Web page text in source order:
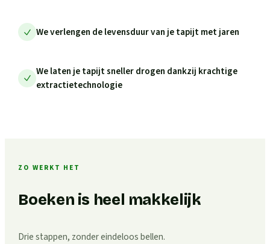
We verlengen de levensduur van je tapijt met jaren
We laten je tapijt sneller drogen dankzij krachtige
extractietechnologie
ZO WERKT HET
Boeken is heel makkelijk
Drie stappen, zonder eindeloos bellen.